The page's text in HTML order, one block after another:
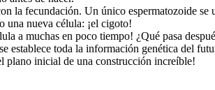
la fecundación. Un único espermatozoide se
una nueva célula: ¡el cigoto!
a muchas en poco tiempo! ¿Qué pasa
establece toda la información genética del
plano inicial de una construcción increíble!